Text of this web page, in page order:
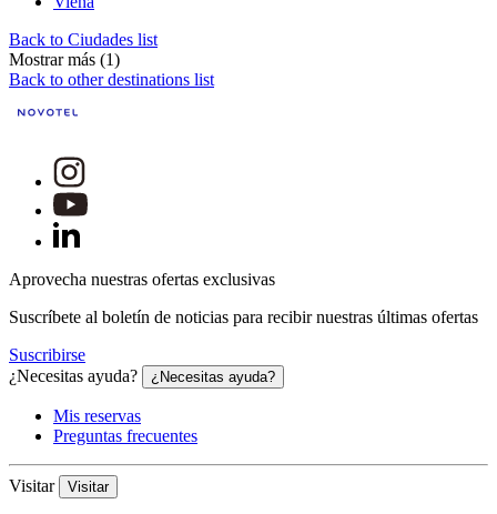
Back to Ciudades list
Mostrar más (1)
Back to other destinations list
Aprovecha nuestras ofertas exclusivas
Suscríbete al boletín de noticias para recibir nuestras últimas ofertas
Suscribirse
¿Necesitas ayuda?
¿Necesitas ayuda?
Mis reservas
Preguntas frecuentes
Visitar Visitar